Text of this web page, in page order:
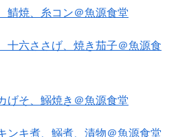
鯖焼、糸コン＠魚源食堂
十六ささげ、焼き茄子＠魚源食
げそ、鰯焼き＠魚源食堂
ンキ煮、鰯煮、漬物＠魚源食堂